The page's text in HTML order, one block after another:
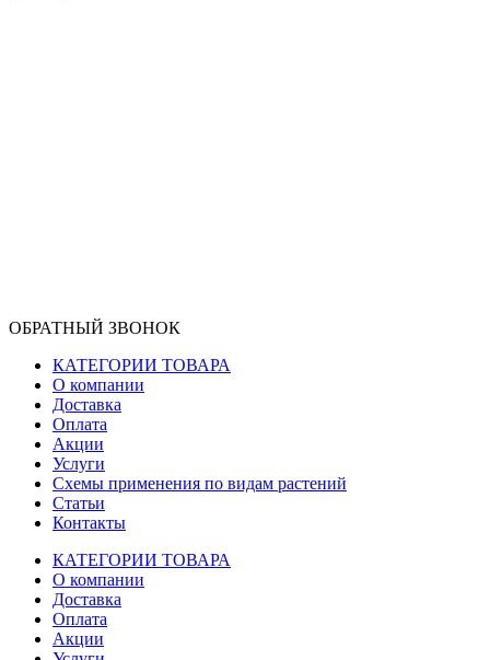
ОБРАТНЫЙ ЗВОНОК
КАТЕГОРИИ ТОВАРА
О компании
Доставка
Оплата
Акции
Услуги
Схемы применения по видам растений
Статьи
Контакты
КАТЕГОРИИ ТОВАРА
О компании
Доставка
Оплата
Акции